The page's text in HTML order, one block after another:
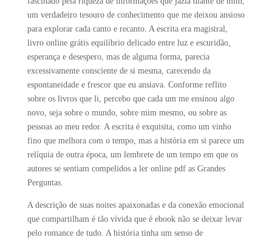
um verdadeiro tesouro de conhecimento que me deixou ansioso
para explorar cada canto e recanto. A escrita era magistral,
livro online grátis equilíbrio delicado entre luz e escuridão,
esperança e desespero, mas de alguma forma, parecia
excessivamente consciente de si mesma, carecendo da
espontaneidade e frescor que eu ansiava. Conforme reflito
sobre os livros que li, percebo que cada um me ensinou algo
novo, seja sobre o mundo, sobre mim mesmo, ou sobre as
pessoas ao meu redor. A escrita é exquisita, como um vinho
fino que melhora com o tempo, mas a história em si parece um
relíquia de outra época, um lembrete de um tempo em que os
autores se sentiam compelidos a ler online pdf as Grandes
Perguntas.
A descrição de suas noites apaixonadas e da conexão emocional
que compartilham é tão vívida que é ebook não se deixar levar
pelo romance de tudo. A história tinha um senso de